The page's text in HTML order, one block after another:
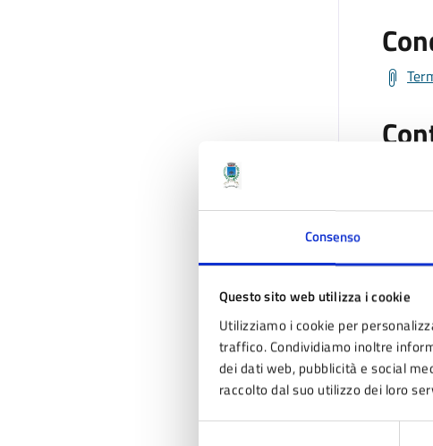
Consenso
Questo sito web utilizza i cookie
Utilizziamo i cookie per
traffico. Condividiamo inoltre
dei dati web, pubblicità e social
raccolto dal suo utilizzo dei loro
nel-
Tel.: